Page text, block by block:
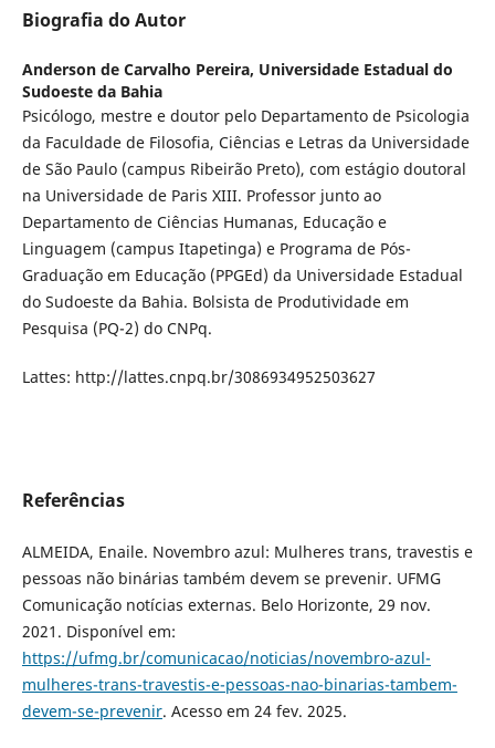
Biografia do Autor
Anderson de Carvalho Pereira, Universidade Estadual do
Sudoeste da Bahia
Psicólogo, mestre e doutor pelo Departamento de Psicologia
da Faculdade de Filosofia, Ciências e Letras da Universidade
de São Paulo (campus Ribeirão Preto), com estágio doutoral
na Universidade de Paris XIII. Professor junto ao
Departamento de Ciências Humanas, Educação e
Linguagem (campus Itapetinga) e Programa de Pós-
Graduação em Educação (PPGEd) da Universidade Estadual
do Sudoeste da Bahia. Bolsista de Produtividade em
Pesquisa (PQ-2) do CNPq.
Lattes: http://lattes.cnpq.br/3086934952503627
Referências
ALMEIDA, Enaile. Novembro azul: Mulheres trans, travestis e
pessoas não binárias também devem se prevenir. UFMG
Comunicação notícias externas. Belo Horizonte, 29 nov.
2021. Disponível em:
https://ufmg.br/comunicacao/noticias/novembro-azul-
mulheres-trans-travestis-e-pessoas-nao-binarias-tambem-
devem-se-prevenir. Acesso em 24 fev. 2025.